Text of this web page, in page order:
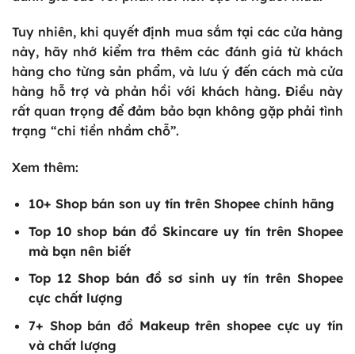
Tuy nhiên, khi quyết định mua sắm tại các cửa hàng
này, hãy nhớ kiểm tra thêm các đánh giá từ khách
hàng cho từng sản phẩm, và lưu ý đến cách mà cửa
hàng hỗ trợ và phản hồi với khách hàng. Điều này
rất quan trọng để đảm bảo bạn không gặp phải tình
trạng “chi tiền nhầm chỗ”.
Xem thêm:
10+ Shop bán son uy tín trên Shopeechính hãng
Top 10 shop bán đồ Skincare uy tín trên Shopee
mà bạn nên biết
Top 12 Shop bán đồ sơ sinh uy tín trên Shopee
cực chất lượng
7+ Shop bán đồ Makeup trên shopeecực uy tín
và chất lượng